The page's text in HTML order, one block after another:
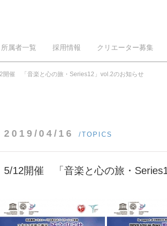
所属者一覧 採用情報 クリエーター募集
開催 「音楽と心の旅・Series12」vol.2のお知らせ
2019/04/16 /TOPICS
5/12開催 「音楽と心の旅・